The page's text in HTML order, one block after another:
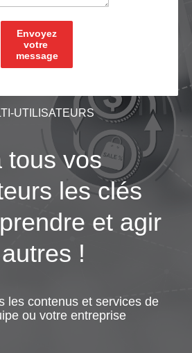
UTILISATEURS
tous vos
les clés
et agir
!
les contenus et services de
ou votre entreprise